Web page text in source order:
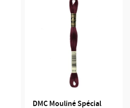
DMC Mouliné Spécial